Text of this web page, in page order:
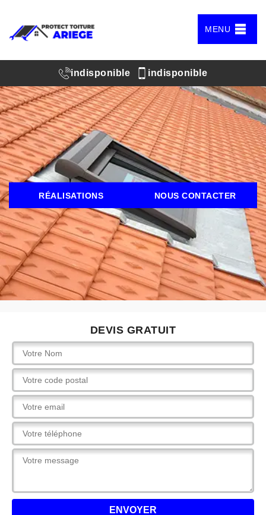
MENU
indisponible indisponible
RÉALISATIONS NOUS CONTACTER
DEVIS GRATUIT